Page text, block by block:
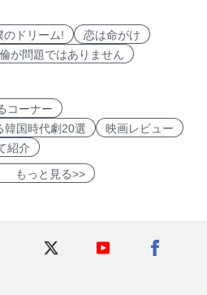
のドリーム!
恋は命がけ
が問題ではありません
コーナー
韓国時代劇20選
映画レビュー
紹介
っと見る>>